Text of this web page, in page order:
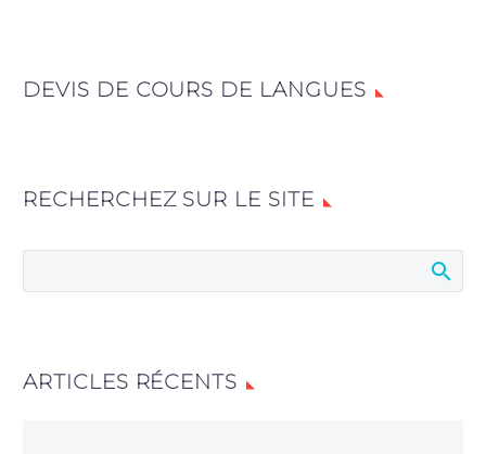
DEVIS DE COURS DE LANGUES
RECHERCHEZ SUR LE SITE
ARTICLES RÉCENTS